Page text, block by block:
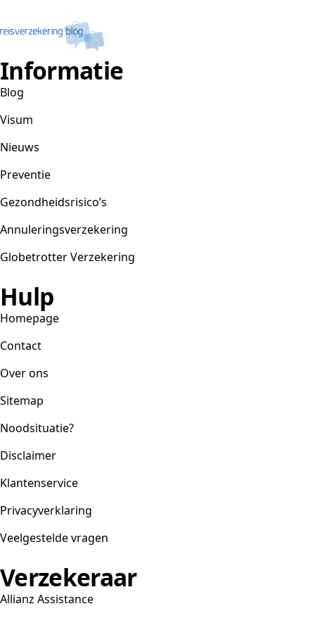
Informatie
Blog
Visum
Nieuws
Preventie
Gezondheidsrisico’s
Annuleringsverzekering
Globetrotter Verzekering
Hulp
Homepage
Contact
Over ons
Sitemap
Noodsituatie?
Disclaimer
Klantenservice
Privacyverklaring
Veelgestelde vragen
Verzekeraar
Allianz Assistance